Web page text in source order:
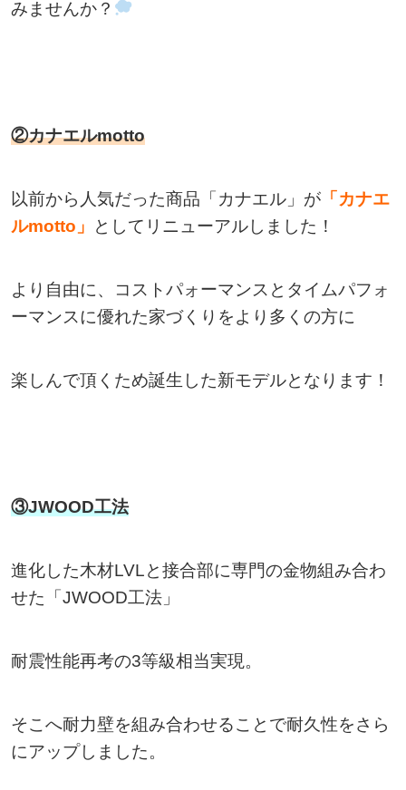
みませんか？
②カナエルmotto
以前から人気だった商品「カナエル」が「カナエ
ルmotto」
としてリニューアルしました！
より自由に、コストパォーマンスとタイムパフォ
ーマンスに優れた家づくりをより多くの方に
楽しんで頂くため誕生した新モデルとなります！
③JWOOD工法
進化した木材LVLと接合部に専門の金物組み合わ
せた「JWOOD工法」
耐震性能再考の3等級相当実現。
そこへ耐力壁を組み合わせることで耐久性をさら
にアップしました。